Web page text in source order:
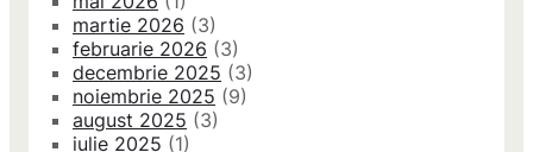
martie 2026 (3)
februarie 2026 (3)
decembrie 2025 (3)
noiembrie 2025 (9)
august 2025 (3)
iulie 2025 (1)